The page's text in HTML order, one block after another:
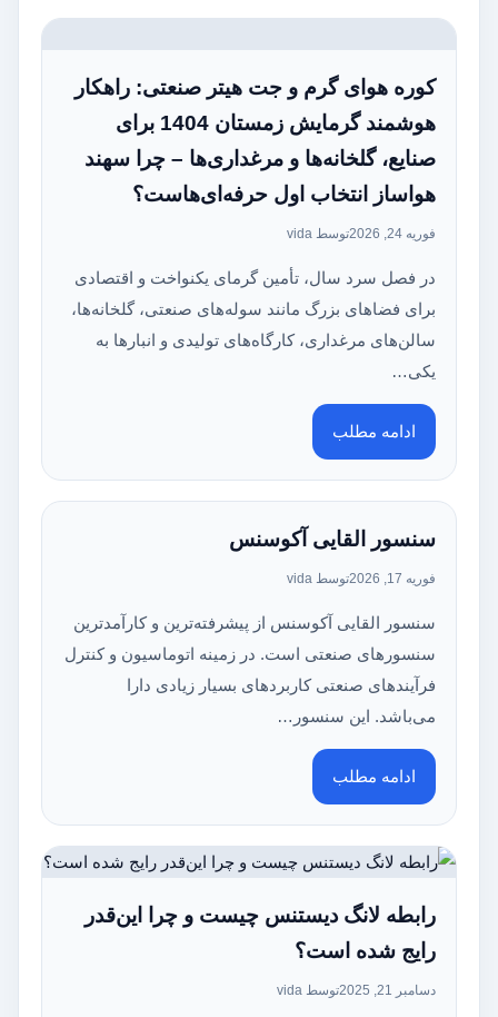
کوره هوای گرم و جت هیتر صنعتی: راهکار
هوشمند گرمایش زمستان 1404 برای
صنایع، گلخانه‌ها و مرغداری‌ها – چرا سهند
هواساز انتخاب اول حرفه‌ای‌هاست؟
فوریه 24, 2026 توسط vida
در فصل سرد سال، تأمین گرمای یکنواخت و اقتصادی
برای فضاهای بزرگ مانند سوله‌های صنعتی، گلخانه‌ها،
سالن‌های مرغداری، کارگاه‌های تولیدی و انبارها به
یکی…
ادامه مطلب
سنسور القایی آکوسنس
فوریه 17, 2026 توسط vida
سنسور القایی آکوسنس از پیشرفته‌ترین و کارآمدترین
سنسورهای صنعتی است. در زمینه اتوماسیون و کنترل
فرآیندهای صنعتی کاربردهای بسیار زیادی دارا
می‌باشد. این سنسور…
ادامه مطلب
رابطه لانگ دیستنس چیست و چرا این‌قدر
رایج شده است؟
دسامبر 21, 2025 توسط vida